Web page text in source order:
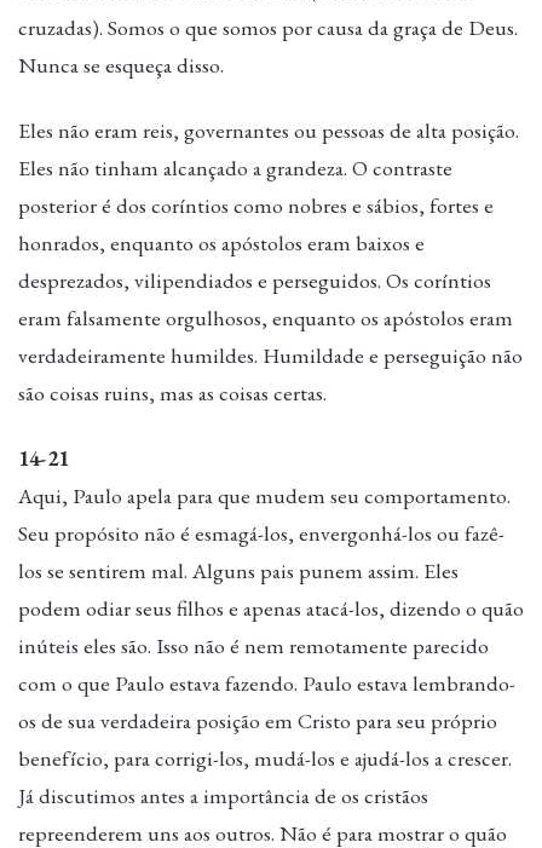
cruzadas). Somos o que somos por causa da graça de Deus.
Nunca se esqueça disso.
Eles não eram reis, governantes ou pessoas de alta posição.
Eles não tinham alcançado a grandeza. O contraste
posterior é dos coríntios como nobres e sábios, fortes e
honrados, enquanto os apóstolos eram baixos e
desprezados, vilipendiados e perseguidos. Os coríntios
eram falsamente orgulhosos, enquanto os apóstolos eram
verdadeiramente humildes. Humildade e perseguição não
são coisas ruins, mas as coisas certas.
14-21
Aqui, Paulo apela para que mudem seu comportamento.
Seu propósito não é esmagá-los, envergonhá-los ou fazê-
los se sentirem mal. Alguns pais punem assim. Eles
podem odiar seus filhos e apenas atacá-los, dizendo o quão
inúteis eles são. Isso não é nem remotamente parecido
com o que Paulo estava fazendo. Paulo estava lembrando-
os de sua verdadeira posição em Cristo para seu próprio
benefício, para corrigi-los, mudá-los e ajudá-los a crescer.
Já discutimos antes a importância de os cristãos
repreenderem uns aos outros. Não é para mostrar o quão